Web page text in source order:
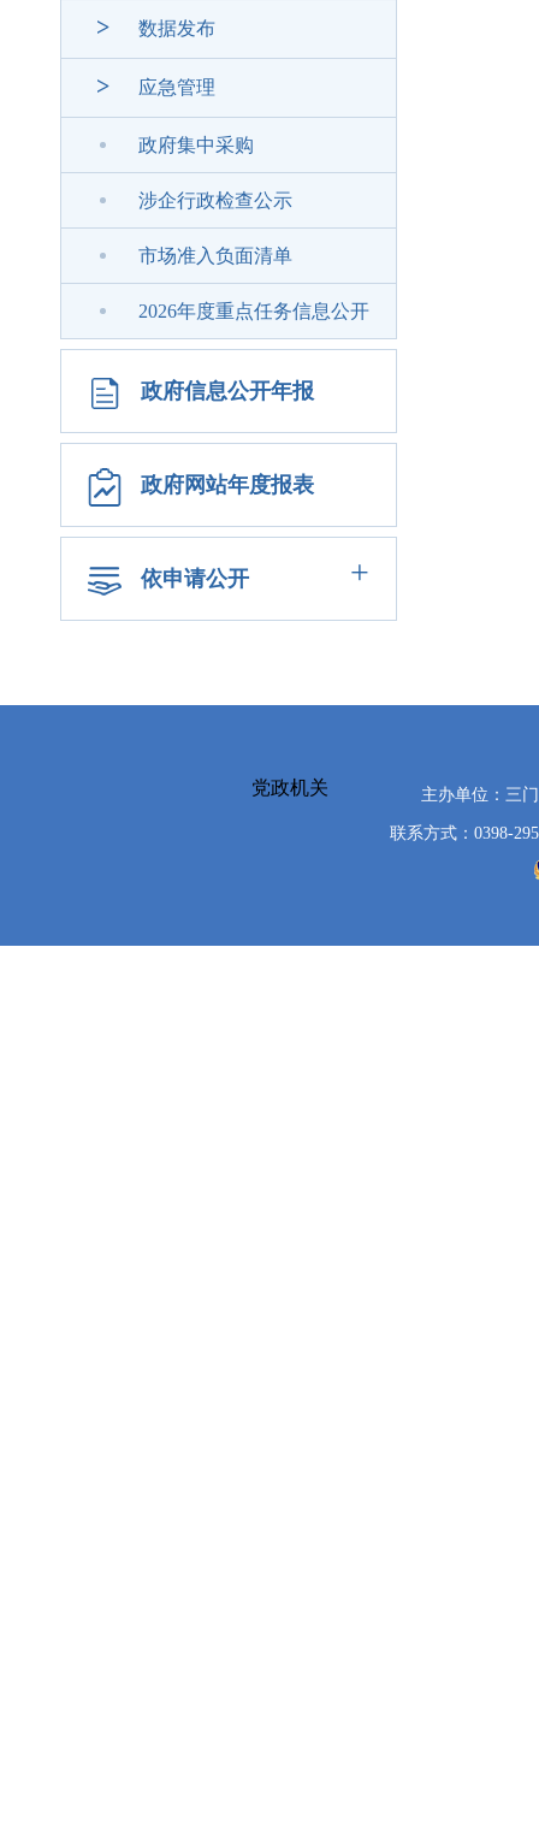
> 数据发布
> 应急管理
政府集中采购
涉企行政检查公示
市场准入负面清单
2026年度重点任务信息公开
政府信息公开年报
政府网站年度报表
依申请公开 +
党政机关 主办单位：三
联系方式：0398-